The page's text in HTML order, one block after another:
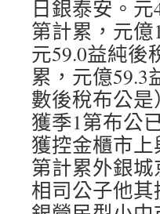
日銀泰安。
第計累，元億
元59.0益純後
累，元億
數後稅布公
獲季1第布公
獲控金櫃市上
第計累外銀
相司公子他